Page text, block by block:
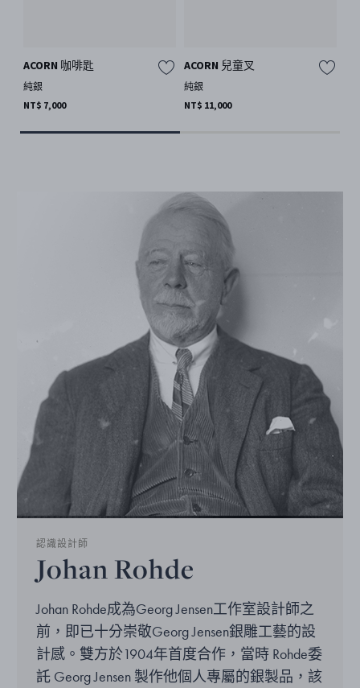
ACORN 咖啡匙
純銀
NT$ 7,000
ACORN 兒童叉
純銀
NT$ 11,000
認識設計師
Johan Rohde
Johan Rohde成為Georg Jensen工作室設計師之
前，即已十分崇敬Georg Jensen銀雕工藝的設
計感。雙方於1904年首度合作，當時 Rohde委
託 Georg Jensen 製作他個人專屬的銀製品，該